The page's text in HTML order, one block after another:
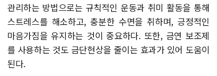
관리하는 방법으로는 규칙적인 운동과 취미 활동을 통해
스트레스를 해소하고, 충분한 수면을 취하며, 긍정적인
마음가짐을 유지하는 것이 중요하다. 또한, 금연 보조제
를 사용하는 것도 금단현상을 줄이는 효과가 있어 도움이
된다.